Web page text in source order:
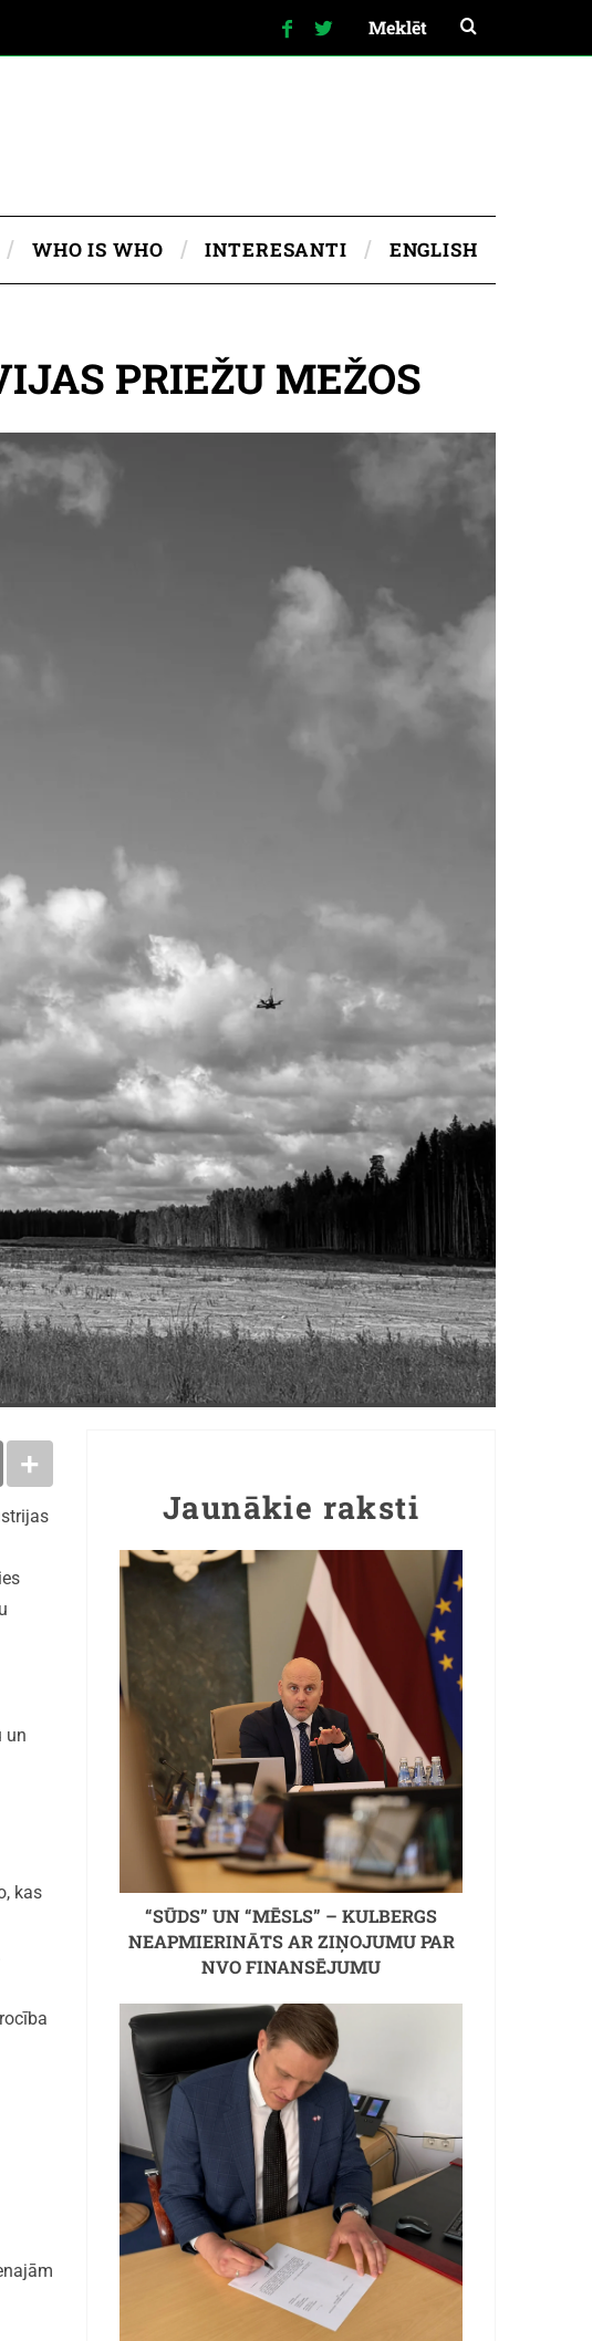
WHO IS WHO INTERESANTI ENGLISH
PRIEŽU MEŽOS
un
kas
Jaunākie raksti
“SŪDS” UN “MĒSLS” – KULBERGS
NEAPMIERINĀTS AR ZIŅOJUMU PAR
NVO FINANSĒJUMU